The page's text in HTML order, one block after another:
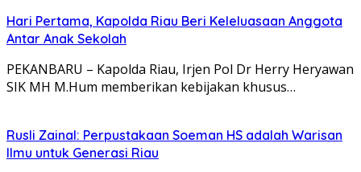
Hari Pertama, Kapolda Riau Beri Keleluasaan Anggota
Antar Anak Sekolah
PEKANBARU – Kapolda Riau, Irjen Pol Dr Herry Heryawan
SIK MH M.Hum memberikan kebijakan khusus…
Rusli Zainal: Perpustakaan Soeman HS adalah Warisan
Ilmu untuk Generasi Riau